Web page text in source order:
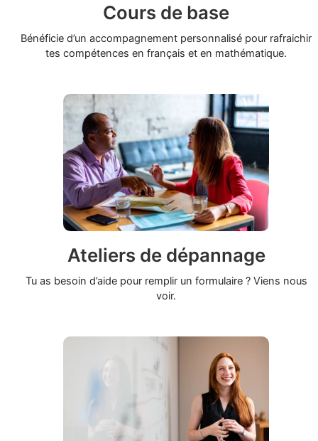
Cours de base
Bénéficie d’un accompagnement personnalisé pour rafraichir
tes compétences en français et en mathématique.
Ateliers de dépannage
Tu as besoin d’aide pour remplir un formulaire ? Viens nous
voir.